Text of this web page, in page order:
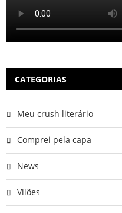
CATEGORIAS
Meu crush literário
Comprei pela capa
News
Vilões